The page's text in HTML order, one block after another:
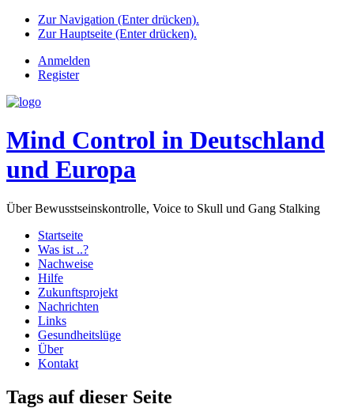
Zur Navigation (Enter drücken).
Zur Hauptseite (Enter drücken).
Anmelden
Register
Mind Control in Deutschland
und Europa
Über Bewusstseinskontrolle, Voice to Skull und Gang Stalking
Startseite
Was ist ..?
Nachweise
Hilfe
Zukunftsprojekt
Nachrichten
Links
Gesundheitslüge
Über
Kontakt
Tags auf dieser Seite